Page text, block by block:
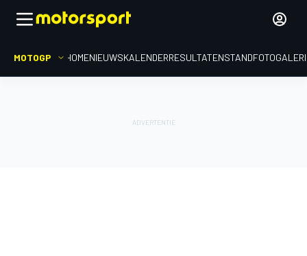
MOTOGP HOMENIEUWSKALENDERRESULTATENSTAND